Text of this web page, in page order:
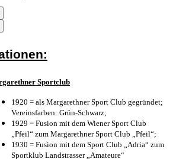
Sportclub
1920 = als Margarethner Sport Club gegründet;
Vereinsfarben: Grün-Schwarz;
1929 = Fusion mit dem Wiener Sport Club
„Pfeil“ zum Margarethner Sport Club „Pfeil“;
1930 = Fusion mit dem Sport Club „Adria“ zum
Sportklub Landstrasser „Amateure“